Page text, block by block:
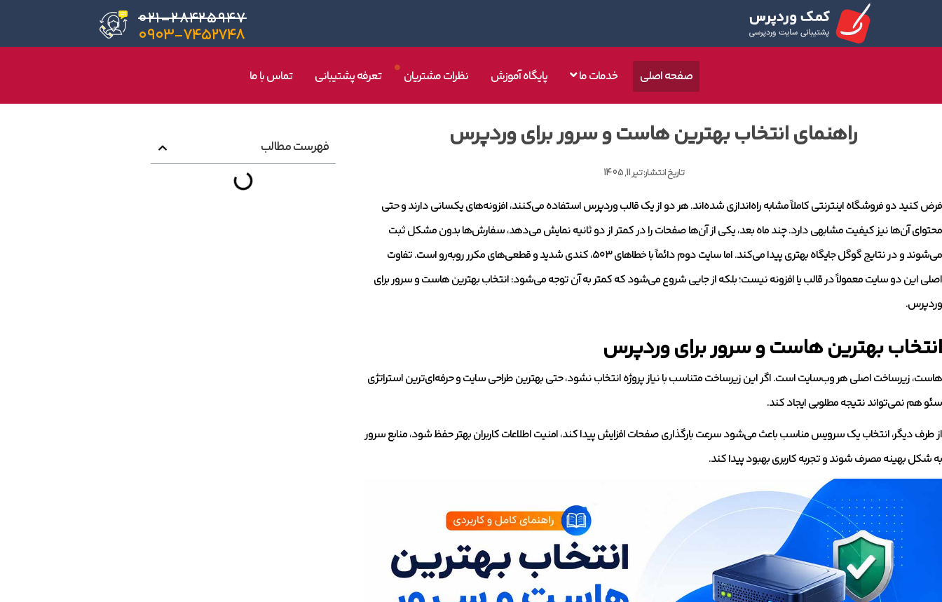
۰۲۱-۲۸۴۲۵۹۴۷
۰۹۰۳-۷۴۵۲۷۴۸
صفحه اصلی خدمات ما پایگاه آموزش نظرات مشتریان تعرفه پشتیبانی تماس با ما
راهنمای انتخاب بهترین هاست و سرور برای وردپرس
تاریخ انتشار:تیر 11, 1405
فرض کنید دو فروشگاه اینترنتی کاملاً مشابه راه‌اندازی شده‌اند. هر دو از یک قالب وردپرس استفاده می‌کنند، افزونه‌های یکسانی دارند و حتی
محتوای آن‌ها نیز کیفیت مشابهی دارد. چند ماه بعد، یکی از آن‌ها صفحات را در کمتر از دو ثانیه نمایش می‌دهد، سفارش‌ها بدون مشکل ثبت
می‌شوند و در نتایج گوگل جایگاه بهتری پیدا می‌کند. اما سایت دوم دائماً با خطاهای ۵۰۳، کندی شدید و قطعی‌های مکرر روبه‌رو است. تفاوت
اصلی این دو سایت معمولاً در قالب یا افزونه نیست؛ بلکه از جایی شروع می‌شود که کمتر به آن توجه می‌شود: انتخاب بهترین هاست و سرور برای
وردپرس.
انتخاب بهترین هاست و سرور برای وردپرس
هاست، زیرساخت اصلی هر وب‌سایت است. اگر این زیرساخت متناسب با نیاز پروژه انتخاب نشود، حتی بهترین طراحی سایت و حرفه‌ای‌ترین استراتژی
سئو هم نمی‌تواند نتیجه مطلوبی ایجاد کند.
از طرف دیگر، انتخاب یک سرویس مناسب باعث می‌شود سرعت بارگذاری صفحات افزایش پیدا کند، امنیت اطلاعات کاربران بهتر حفظ شود، منابع سرور
به شکل بهینه مصرف شوند و تجربه کاربری بهبود پیدا کند.
فهرست مطالب